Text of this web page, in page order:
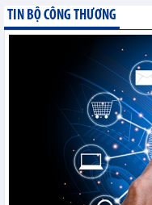
TIN BỘ CÔNG THƯƠNG